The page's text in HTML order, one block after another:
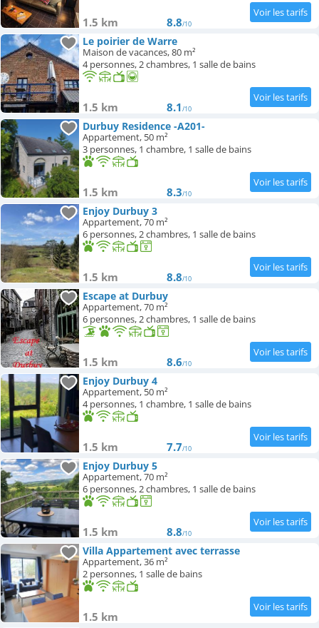
1.5 km 8.8/10
Le poirier de Warre
Maison de vacances, 80 m²
4 personnes, 2 chambres, 1 salle de bains
1.5 km 8.1/10
Durbuy Residence -A201-
Appartement, 50 m²
3 personnes, 1 chambre, 1 salle de bains
1.5 km 8.3/10
Enjoy Durbuy 3
Appartement, 70 m²
6 personnes, 2 chambres, 1 salle de bains
1.5 km 8.8/10
Escape at Durbuy
Appartement, 70 m²
6 personnes, 2 chambres, 1 salle de bains
1.5 km 8.6/10
Enjoy Durbuy 4
Appartement, 50 m²
4 personnes, 1 chambre, 1 salle de bains
1.5 km 7.7/10
Enjoy Durbuy 5
Appartement, 70 m²
6 personnes, 2 chambres, 1 salle de bains
1.5 km 8.8/10
Villa Appartement avec terrasse
Appartement, 36 m²
2 personnes, 1 salle de bains
1.5 km